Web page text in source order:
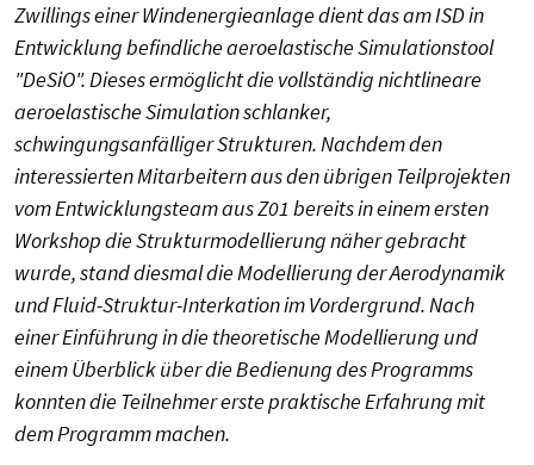
Zwillings einer Windenergieanlage dient das am ISD in
Entwicklung befindliche aeroelastische Simulationstool
"DeSiO". Dieses ermöglicht die vollständig nichtlineare
aeroelastische Simulation schlanker,
schwingungsanfälliger Strukturen. Nachdem den
interessierten Mitarbeitern aus den übrigen Teilprojekten
vom Entwicklungsteam aus Z01 bereits in einem ersten
Workshop die Strukturmodellierung näher gebracht
wurde, stand diesmal die Modellierung der Aerodynamik
und Fluid-Struktur-Interkation im Vordergrund. Nach
einer Einführung in die theoretische Modellierung und
einem Überblick über die Bedienung des Programms
konnten die Teilnehmer erste praktische Erfahrung mit
dem Programm machen.